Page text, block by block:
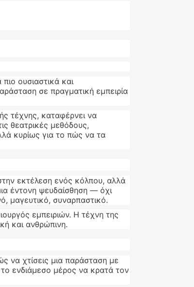
ουσιαστικά και
σε πραγματική εμπειρία
τέχνης, καταφέρνει να
θεατρικές μεθόδους,
κυρίως για το πώς να τα
εκτέλεση ενός κόλπου, αλλά
έντονη ψευδαίσθηση — όχι
μαγευτικό, συναρπαστικό.
εμπειριών. Η τέχνη της
και ανθρώπινη.
να χτίσεις μια παράσταση με
ενδιάμεσο μέρος να κρατά τον